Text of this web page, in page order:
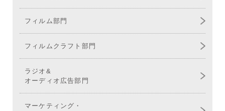
フィルム部門
フィルムクラフト部門
ラジオ&
オーディオ広告部門
マーケティング・